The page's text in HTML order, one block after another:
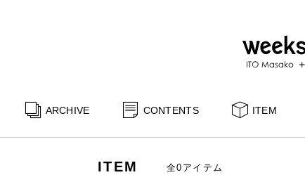
ARCHIVE CONTENTS ITEM
ITEM 全0アイテム